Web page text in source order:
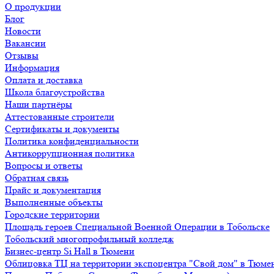
О продукции
Блог
Новости
Вакансии
Отзывы
Информация
Оплата и доставка
Школа благоустройства
Наши партнёры
Аттестованные строители
Сертификаты и документы
Политика конфиденциальности
Антикоррупционная политика
Вопросы и ответы
Обратная связь
Прайс и документация
Выполненные объекты
Городские территории
Площадь героев Специальной Военной Операции в Тобольске
Тобольский многопрофильный колледж
Бизнес-центр Si Hall в Тюмени
Облицовка ТЦ на территории экспоцентра "Свой дом" в